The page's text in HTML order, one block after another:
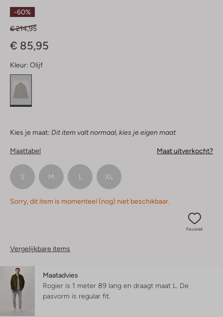
-60%
€ 214,95
€ 85,95
Kleur: Olijf
Kies je maat: Dit item valt normaal, kies je eigen maat
Maattabel Maat uitverkocht?
S M L XL
Sorry, dit item is momenteel (nog) niet beschikbaar.
Favoriet
Vergelijkbare items
Maatadvies
Rogier is 1 meter 89 lang en draagt maat L. De
pasvorm is regular fit